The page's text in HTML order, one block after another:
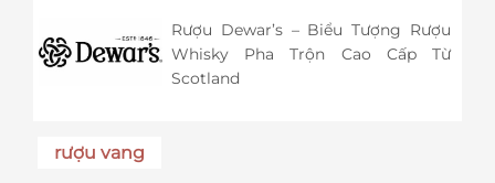
Rượu Dewar’s – Biểu Tượng Rượu
Whisky Pha Trộn Cao Cấp Từ
Scotland
rượu vang